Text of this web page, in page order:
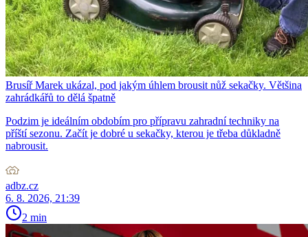
Brusíř Marek ukázal, pod jakým úhlem brousit nůž sekačky. Většina
zahrádkářů to dělá špatně
Podzim je ideálním obdobím pro přípravu zahradní techniky na
příští sezonu. Začít je dobré u sekačky, kterou je třeba důkladně
nabrousit.
adbz.cz
6. 8. 2026, 21:39
2 min